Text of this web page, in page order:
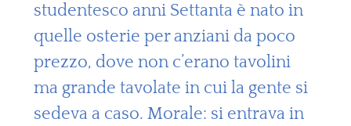
studentesco anni Settanta è nato in
quelle osterie per anziani da poco
prezzo, dove non c’erano tavolini
ma grande tavolate in cui la gente si
sedeva a caso. Morale: si entrava in